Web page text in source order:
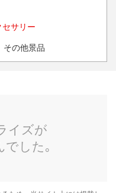
サリー
その他景品